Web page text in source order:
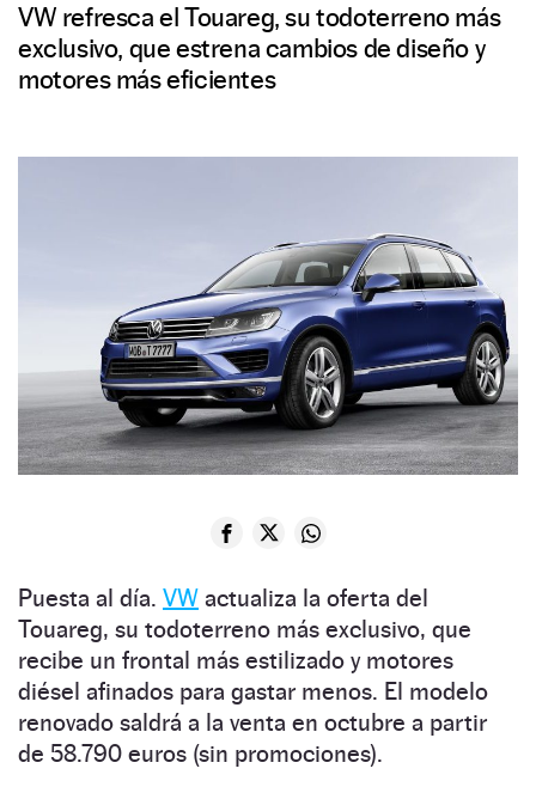
VW refresca el Touareg, su todoterreno más
exclusivo, que estrena cambios de diseño y
motores más eficientes
Puesta al día. VW actualiza la oferta del
Touareg, su todoterreno más exclusivo, que
recibe un frontal más estilizado y motores
diésel afinados para gastar menos. El modelo
renovado saldrá a la venta en octubre a partir
de 58.790 euros (sin promociones).